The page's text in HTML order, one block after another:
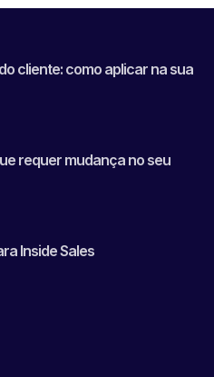
cliente: como aplicar na sua
requer mudança no seu
Inside Sales